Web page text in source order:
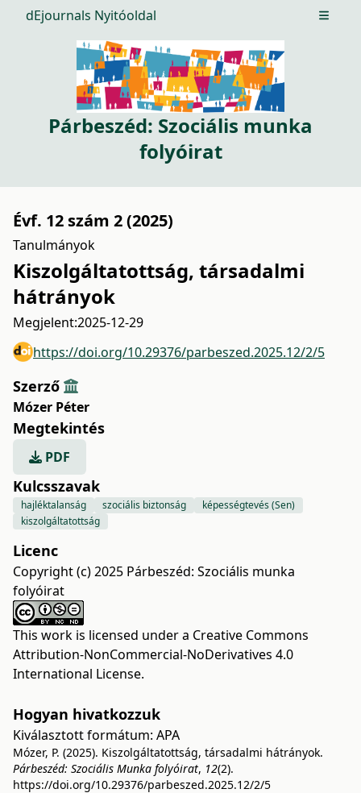
dEjournals Nyitóoldal Open
Párbeszéd: Szociális munka
folyóirat
Évf. 12 szám 2 (2025)
Tanulmányok
Kiszolgáltatottság, társadalmi
hátrányok
Megjelent:2025-12-29
https://doi.org/10.29376/parbeszed.2025.12/2/5
Szerző
Mózer Péter
Megtekintés
PDF
Kulcsszavak
hajléktalanság szociális biztonság
képességtevés (Sen)
kiszolgáltatottság
Licenc
Copyright (c) 2025 Párbeszéd: Szociális munka
folyóirat
This work is licensed under a Creative Commons
Attribution-NonCommercial-NoDerivatives 4.0
International License.
Hogyan hivatkozzuk
Kiválasztott formátum: APA
Mózer, P. (2025). Kiszolgáltatottság, társadalmi hátrányok.
Párbeszéd: Szociális Munka folyóirat, 12(2).
https://doi.org/10.29376/parbeszed.2025.12/2/5